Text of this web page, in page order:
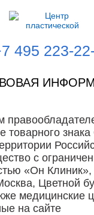
495 223-
товарного
с
«Он
Цветной
медицинские
на сайте